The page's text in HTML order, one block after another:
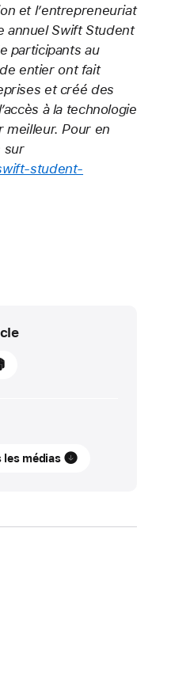
et l’entrepreneuriat
annuel Swift Student
participants au
entier ont fait
et créé des
à la technologie
meilleur. Pour en
sur
student-
les médias